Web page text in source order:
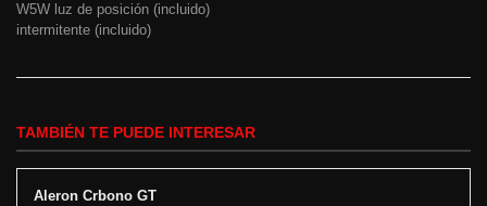
W5W luz de posición (incluido)
intermitente (incluido)
TAMBIÉN TE PUEDE INTERESAR
Aleron Crbono GT